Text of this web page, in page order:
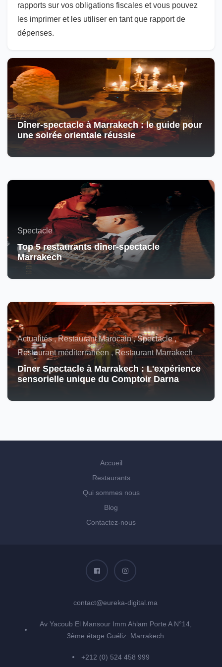
rapports sur vos obligations fiscales et vous pouvez
les imprimer et les utiliser en tant que rapport de
dépenses.
Dîner-spectacle à Marrakech : le guide pour
une soirée orientale réussie
Spectacle
Top 5 restaurants dîner-spectacle
Marrakech
Actualités , Restaurant Marocain , Spectacle ,
Restaurant méditerranéen , Restaurant Marrakech
Dîner Spectacle à Marrakech : L'expérience
sensorielle unique du Comptoir Darna
Accueil
Restaurants
Qui sommes nous
Blog
Contactez-nous
contact@eureka-digital.ma
Av Yacoub El Mansour Imm Ahlam Porte A N°14,
3ème étage Guéliz. Marrakech
+212 (0) 524 458 999